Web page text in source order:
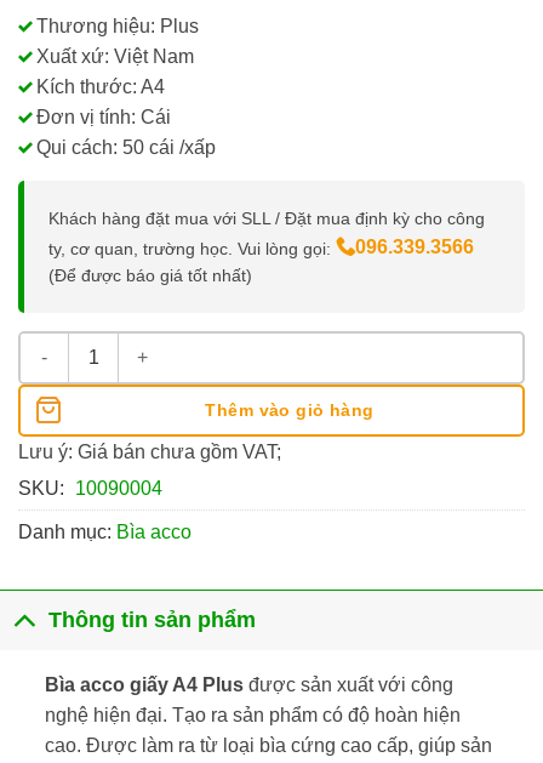
Thương hiệu: Plus
Xuất xứ: Việt Nam
Kích thước: A4
Đơn vị tính: Cái
Qui cách: 50 cái /xấp
Khách hàng đặt mua với SLL / Đặt mua định kỳ cho công
ty, cơ quan, trường học. Vui lòng gọi:
096.339.3566
(Để được báo giá tốt nhất)
Bìa Acco Giấy A4 Plus số lượng
Thêm vào giỏ hàng
Lưu ý: Giá bán chưa gồm VAT;
SKU:
10090004
Danh mục: Bìa acco
Thông tin sản phẩm
Bìa acco giấy A4 Plusđược sản xuất với công
nghệ hiện đại. Tạo ra sản phẩm có độ hoàn hiện
cao. Được làm ra từ loại bìa cứng cao cấp, giúp sản